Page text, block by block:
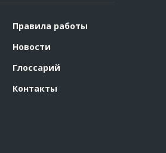
Правила работы
Новости
Глоссарий
Контакты